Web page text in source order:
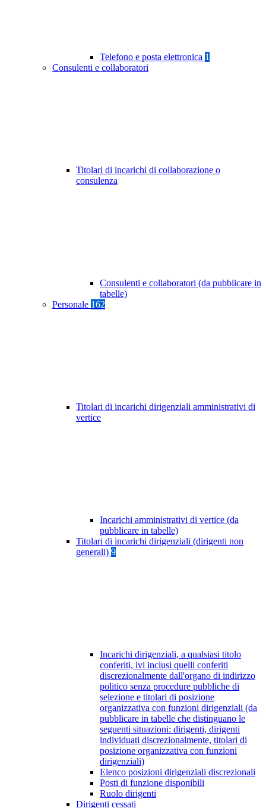
Telefono e posta elettronica 1
Consulenti e collaboratori
Titolari di incarichi di collaborazione o
consulenza
Consulenti e collaboratori (da pubblicare in
tabelle)
Personale 162
Titolari di incarichi dirigenziali amministrativi di
vertice
Incarichi amministrativi di vertice (da
pubblicare in tabelle)
Titolari di incarichi dirigenziali (dirigenti non
generali) 9
Incarichi dirigenziali, a qualsiasi titolo
conferiti, ivi inclusi quelli conferiti
discrezionalmente dall'organo di indirizzo
politico senza procedure pubbliche di
selezione e titolari di posizione
organizzativa con funzioni dirigenziali (da
pubblicare in tabelle che distinguano le
seguenti situazioni: dirigenti, dirigenti
individuati discrezionalmente, titolari di
posizione organizzativa con funzioni
dirigenziali)
Elenco posizioni dirigenziali discrezionali
Posti di funzione disponibili
Ruolo dirigenti
Dirigenti cessati